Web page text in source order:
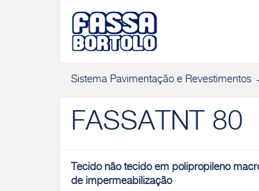
Sistema Pavimentação e Revestimentos
FASSATNT 80
Tecido não tecido em polipropileno
de impermeabilização